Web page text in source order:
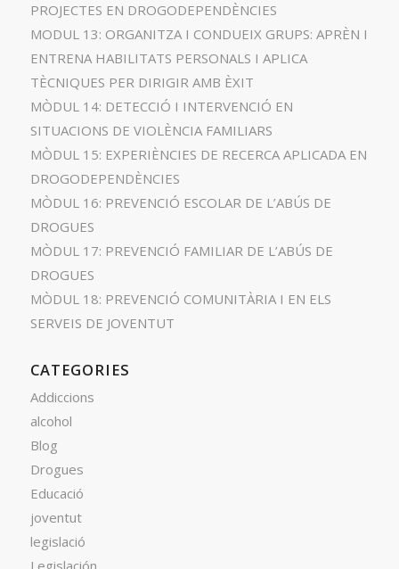
PROJECTES EN DROGODEPENDÈNCIES
MODUL 13: ORGANITZA I CONDUEIX GRUPS: APRÈN I
ENTRENA HABILITATS PERSONALS I APLICA
TÈCNIQUES PER DIRIGIR AMB ÈXIT
MÒDUL 14: DETECCIÓ I INTERVENCIÓ EN
SITUACIONS DE VIOLÈNCIA FAMILIARS
MÒDUL 15: EXPERIÈNCIES DE RECERCA APLICADA EN
DROGODEPENDÈNCIES
MÒDUL 16: PREVENCIÓ ESCOLAR DE L’ABÚS DE
DROGUES
MÒDUL 17: PREVENCIÓ FAMILIAR DE L’ABÚS DE
DROGUES
MÒDUL 18: PREVENCIÓ COMUNITÀRIA I EN ELS
SERVEIS DE JOVENTUT
CATEGORIES
Addiccions
alcohol
Blog
Drogues
Educació
joventut
legislació